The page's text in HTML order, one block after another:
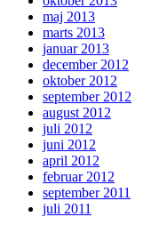
maj 2013
marts 2013
januar 2013
december 2012
oktober 2012
september 2012
august 2012
juli 2012
juni 2012
april 2012
februar 2012
september 2011
juli 2011